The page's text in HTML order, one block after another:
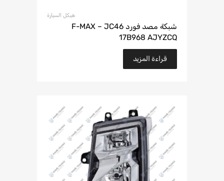
هيكل السيارة
شبكة مصد فورد F-MAX – JC46
17B968 AJYZCQ
قراءة المزيد